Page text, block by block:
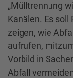
„Mülltrennung
Kanälen. Es soll
zeigen, wie
aufrufen,
Vorbild in
Abfall